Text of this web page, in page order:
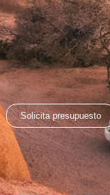
Solicita presupuesto